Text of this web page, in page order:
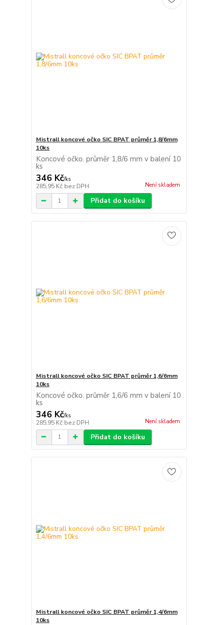
Mistrall koncové očko SIC BPAT průměr 1,8/6mm
10ks
Koncové očko. průměr 1,8/6 mm v balení 10
ks
346 Kč/ks
285,95 Kč bez DPH Není skladem
Přidat do košíku
Mistrall koncové očko SIC BPAT průměr 1,6/6mm
10ks
Koncové očko. průměr 1,6/6 mm v balení 10
ks
346 Kč/ks
285,95 Kč bez DPH Není skladem
Přidat do košíku
Mistrall koncové očko SIC BPAT průměr 1,4/6mm
10ks